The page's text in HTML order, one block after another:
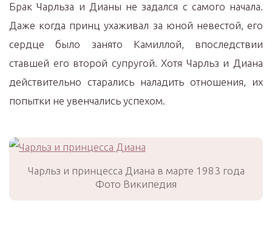
Брак Чарльза и Дианы не задался с самого начала.
Даже когда принц ухаживал за юной невестой, его
сердце было занято Камиллой, впоследствии
ставшей его второй супругой. Хотя Чарльз и Диана
действительно старались наладить отношения, их
попытки не увенчались успехом.
Чарльз и принцесса Диана в марте 1983 года
Фото Википедия